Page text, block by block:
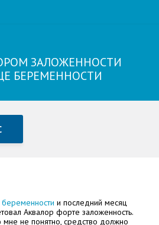
ЗАЛОЖЕННОСТИ
БЕРЕМЕННОСТИ
и последний месяц
Аквалор форте заложенность.
мне не понятно, средство должно